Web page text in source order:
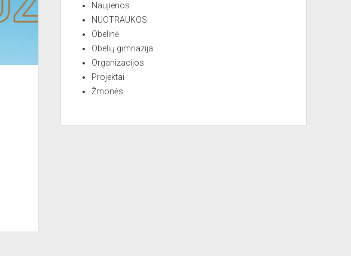
Naujienos
NUOTRAUKOS
Obelinė
Obelių gimnazija
Organizacijos
Projektai
Žmonės